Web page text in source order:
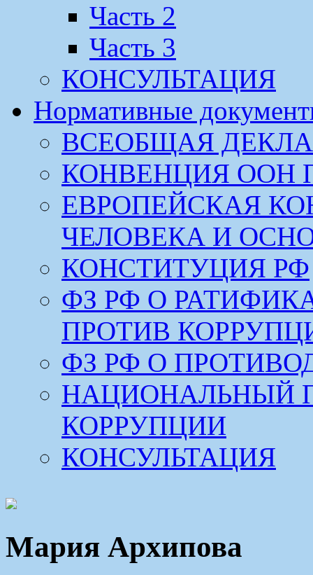
Часть 2
Часть 3
КОНСУЛЬТАЦИЯ
Нормативные
ВСЕОБЩАЯ
КОНВЕНЦИЯ ООН
ЕВРОПЕЙСКАЯ
ЧЕЛОВЕКА И
КОНСТИТУЦИЯ РФ
ФЗ РФ О
ПРОТИВ
ФЗ РФ О
НАЦИОНАЛЬНЫЙ
КОРРУПЦИИ
КОНСУЛЬТАЦИЯ
Мария Архипова